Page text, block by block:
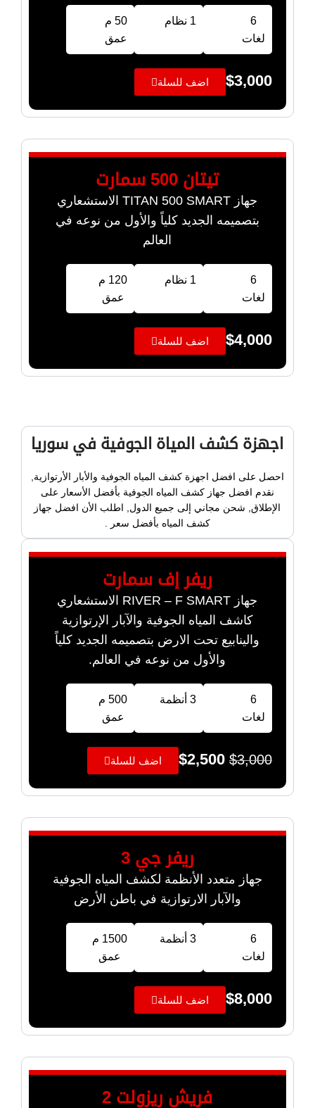
6
لغات
1 نظام
50 م
عمق
$3,000 اضف للسلة
تيتان 500 سمارت
جهاز TITAN 500 SMART الاستشعاري
بتصميمه الجديد كلياً والأول من نوعه في
العالم
6
لغات
1 نظام
120 م
عمق
$4,000 اضف للسلة
اجهزة كشف المياة الجوفية في سوريا
احصل على افضل اجهزة كشف المياه الجوفية والأبار الأرتوازية,
نقدم افضل جهاز كشف المياه الجوفية بأفضل الأسعار على
الإطلاق, شحن مجاني إلى جميع الدول, اطلب الأن افضل جهاز
كشف المياه بأفضل سعر .
ريفر إف سمارت
جهاز RIVER – F SMART الاستشعاري
كاشف المياه الجوفية والآبار الإرتوازية
والينابيع تحت الارض بتصميمه الجديد كلياً
والأول من نوعه في العالم.
6
لغات
3 أنظمة
500 م
عمق
$3,000
$2,500 اضف للسلة
ريفر جي 3
جهاز متعدد الأنظمة لكشف المياه الجوفية
والآبار الارتوازية في باطن الأرض
6
لغات
3 أنظمة
1500 م
عمق
$8,000 اضف للسلة
فريش ريزولت 2